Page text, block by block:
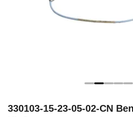
330103-15-23-05-02-CN